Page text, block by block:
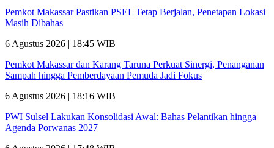
Pemkot Makassar Pastikan PSEL Tetap Berjalan, Penetapan Lokasi
Masih Dibahas
6 Agustus 2026 | 18:45 WIB
Pemkot Makassar dan Karang Taruna Perkuat Sinergi, Penanganan
Sampah hingga Pemberdayaan Pemuda Jadi Fokus
6 Agustus 2026 | 18:16 WIB
PWI Sulsel Lakukan Konsolidasi Awal: Bahas Pelantikan hingga
Agenda Porwanas 2027